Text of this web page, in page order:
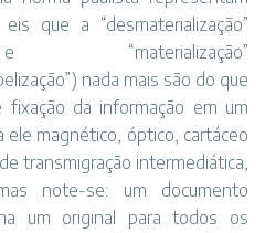
que a “desmaterialização”
“materialização”
nada mais são do que
da informação em um
ele magnético, óptico, cartáceo
transmigração intermediática,
note-se: um documento
um original para todos os